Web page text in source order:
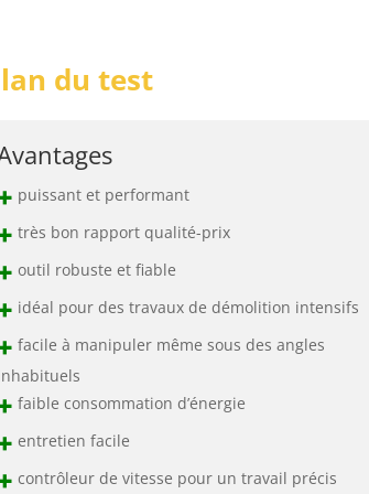
du test
puissant et performant
très bon rapport qualité-prix
outil robuste et fiable
idéal pour des travaux de démolition intensifs
facile à manipuler même sous des angles
faible consommation d’énergie
entretien facile
contrôleur de vitesse pour un travail précis